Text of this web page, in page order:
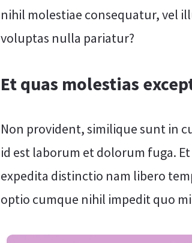
nihil molestiae consequatur, vel
voluptas nulla pariatur?
Et quas molestias
Non provident, similique sunt in
id est laborum et dolorum fuga.
expedita distinctio nam libero
optio cumque nihil impedit quo